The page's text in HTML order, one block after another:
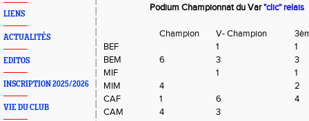
LIENS
ACTUALITÉS
EDITOS
INSCRIPTION 2025/2026
VIE DU CLUB
Podium Championnat du Var"clic" relais
Champion V- Champion
BEF
1
1
BEM
6 3
3
MIF
1
1
MIM
4
2
CAF
1 6
4
CAM
4
3